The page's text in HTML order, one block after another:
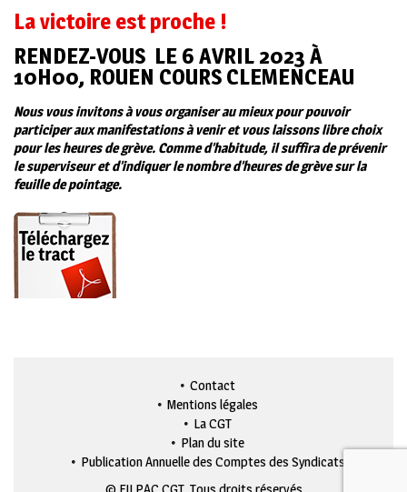
La victoire est proche !
RENDEZ-VOUS LE 6 AVRIL 2023 À
10H00, ROUEN COURS CLEMENCEAU
Nous vous invitons à vous organiser au mieux pour pouvoir
participer aux manifestations à venir et vous laissons libre choix
pour les heures de grève. Comme d’habitude, il suffira de prévenir
le superviseur et d’indiquer le nombre d’heures de grève sur la
feuille de pointage.
Contact
Mentions légales
La CGT
Plan du site
Publication Annuelle des Comptes des Syndicats